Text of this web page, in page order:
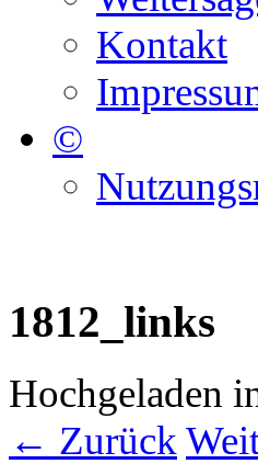
Kontakt
©
1812_links
Hochgeladen
← Zurück